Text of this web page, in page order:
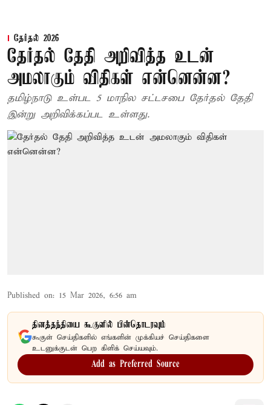
தேர்தல் 2026
தேர்தல் தேதி அறிவித்த உடன்
அமலாகும் விதிகள் என்னென்ன?
தமிழ்நாடு உள்பட 5 மாநில சட்டசபை தேர்தல் தேதி
இன்று அறிவிக்கப்பட உள்ளது.
Published on: 15 Mar 2026, 6:56 am
தினத்தந்தியை கூகுளில் பின்தொடரவும்
கூகுள் செய்திகளில் எங்களின் முக்கியச் செய்திகளை
உடனுக்குடன் பெற கிளிக் செய்யவும்.
Add as Preferred Source